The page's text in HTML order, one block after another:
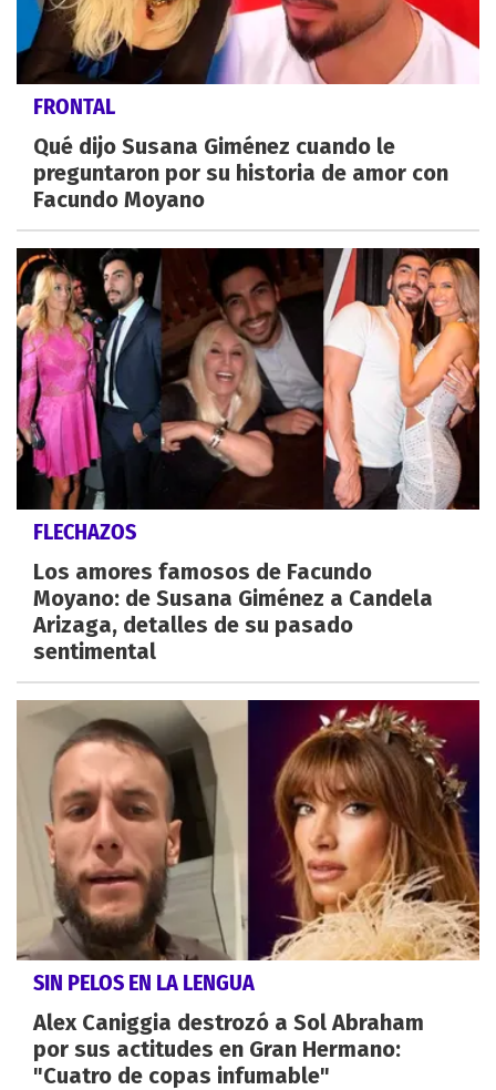
FRONTAL
Qué dijo Susana Giménez cuando le
preguntaron por su historia de amor con
Facundo Moyano
FLECHAZOS
Los amores famosos de Facundo
Moyano: de Susana Giménez a Candela
Arizaga, detalles de su pasado
sentimental
SIN PELOS EN LA LENGUA
Alex Caniggia destrozó a Sol Abraham
por sus actitudes en Gran Hermano:
"Cuatro de copas infumable"